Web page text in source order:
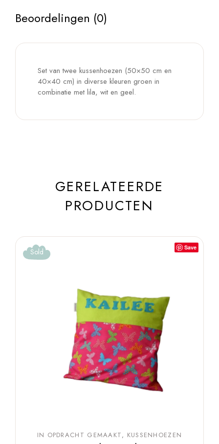
Beoordelingen (0)
Set van twee kussenhoezen (50×50 cm en
40×40 cm) in diverse kleuren groen in
combinatie met lila, wit en geel.
GERELATEERDE
PRODUCTEN
Save
Sold
IN OPDRACHT GEMAAKT KUSSENHOEZEN